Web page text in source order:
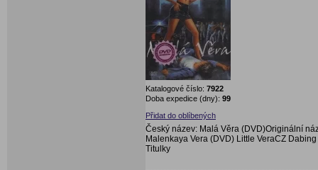
Katalogové číslo: 7922
Doba expedice (dny): 99
Přidat do oblíbených
Český název: Malá Věra (DVD)Originální
Malenkaya Vera (DVD) Little VeraCZ
Titulky